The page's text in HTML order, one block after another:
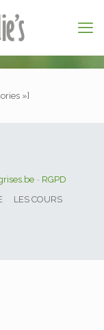
»]
- RGPD
LES COURS